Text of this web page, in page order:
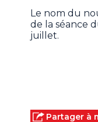
Le nom du
de la séance
juillet.
Partager à